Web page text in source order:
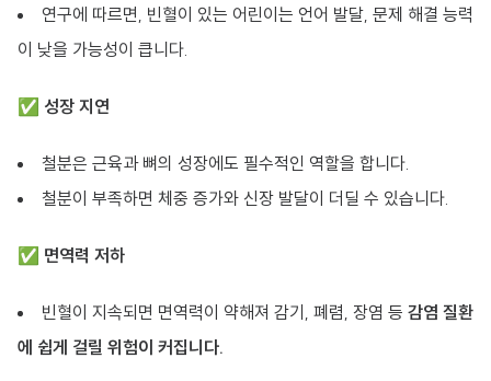
연구에 따르면, 빈혈이 있는 어린이는 언어 발달, 문제 해결 능력
이 낮을 가능성이 큽니다.
✅ 성장 지연
철분은 근육과 뼈의 성장에도 필수적인 역할을 합니다.
철분이 부족하면 체중 증가와 신장 발달이 더딜 수 있습니다.
✅ 면역력 저하
빈혈이 지속되면 면역력이 약해져 감기, 폐렴, 장염 등 감염 질환
에 쉽게 걸릴 위험이 커집니다.